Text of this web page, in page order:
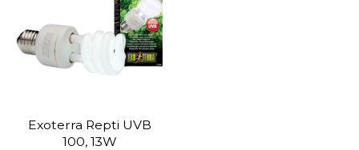
Exoterra Repti UVB
100, 13W